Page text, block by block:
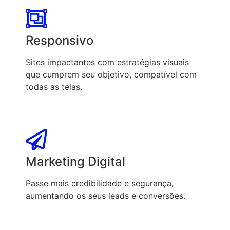
Responsivo
Sites impactantes com estratégias visuais
que cumprem seu objetivo, compatível com
todas as telas.
Marketing Digital
Passe mais credibilidade e segurança,
aumentando os seus leads e conversões.